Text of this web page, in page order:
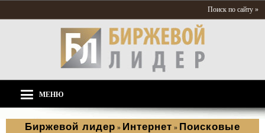
Поиск по сайту »
МЕНЮ
Биржевой лидер » Интернет » Поисковые